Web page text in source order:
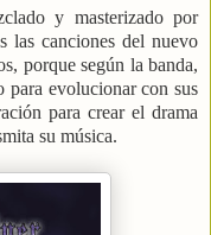
y masterizado por
las canciones del nuevo
porque según la banda,
para evolucionar con sus
para crear el drama
su música.